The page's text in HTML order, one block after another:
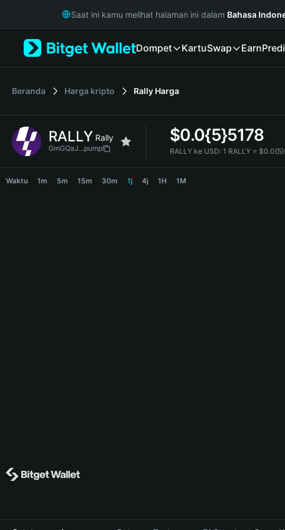
Русский
Italiano
简体中文
繁體中文
Bahasa Indonesia
Saat ini kamu melihat halaman ini dalam Bahasa
Dompet KartuSwap Earn
Beranda Harga kripto Rally Harga
RALLY Rally
GmGQaJ...pump
$0.0{5}5178
RALLY ke USD: 1 RALLY =
Waktu 1m 5m 15m 30m 1j 4j 1H 1M